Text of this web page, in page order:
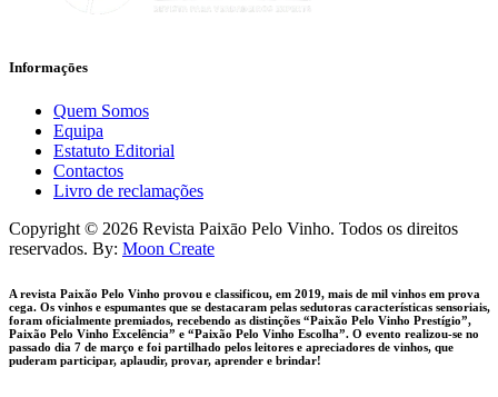
Informaçōes
Quem Somos
Equipa
Estatuto Editorial
Contactos
Livro de reclamações
facebook-
1
instagram
Copyright © 2026 Revista Paixāo Pelo Vinho. Todos os direitos
reservados. By: Moon Create
A revista Paixão Pelo Vinho provou e classificou, em 2019, mais de mil vinhos em prova
cega. Os vinhos e espumantes que se destacaram pelas sedutoras características sensoriais,
foram oficialmente premiados, recebendo as distinções “Paixão Pelo Vinho Prestígio”,
Paixão Pelo Vinho Excelência” e “Paixão Pelo Vinho Escolha”. O evento realizou-se no
passado dia 7 de março e foi partilhado pelos leitores e apreciadores de vinhos, que
puderam participar, aplaudir, provar, aprender e brindar!